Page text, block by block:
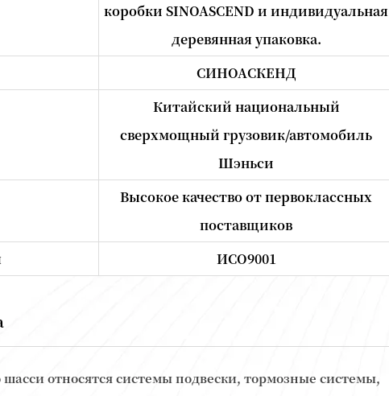
коробки SINOASCEND и индивидуальная
деревянная упаковка.
СИНОАСКЕНД
Китайский национальный
сверхмощный грузовик/автомобиль
Шэньси
Высокое качество от первоклассных
поставщиков
ИСО9001
шасси относятся системы подвески, тормозные системы,